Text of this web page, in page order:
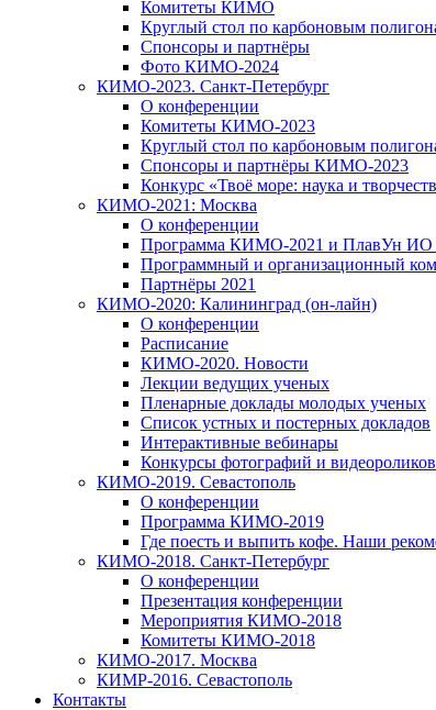
Комитеты КИМО
Круглый стол по карбоновым
Спонсоры и партнёры
Фото КИМО-2024
КИМО-2023. Санкт-Петербург
О конференции
Комитеты КИМО-2023
Круглый стол по карбоновым
Спонсоры и партнёры КИМО-2023
Конкурс «Твоё море: наука и
КИМО-2021: Москва
О конференции
Программа КИМО-2021 и ПлавУн
Программный и организационный
Партнёры 2021
КИМО-2020: Калининград (он-лайн)
О конференции
Расписание
КИМО-2020. Новости
Лекции ведущих ученых
Пленарные доклады молодых ученых
Список устных и постерных докладов
Интерактивные вебинары
Конкурсы фотографий и видеороликов
КИМО-2019. Севастополь
О конференции
Программа КИМО-2019
Где поесть и выпить кофе. Наши
КИМО-2018. Санкт-Петербург
О конференции
Презентация конференции
Мероприятия КИМО-2018
Комитеты КИМО-2018
КИМО-2017. Москва
КИМР-2016. Севастополь
Контакты